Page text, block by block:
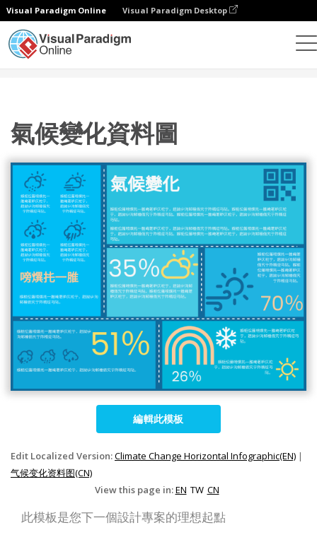
Visual Paradigm Online Visual Paradigm Desktop
氣候變化資料圖
編輯此模板
Edit Localized Version:Climate Change Horizontal Infographic(EN) |
气候变化资料图(CN)
View this page in:EN TW CN
此模板是您下一個設計專案的理想起點